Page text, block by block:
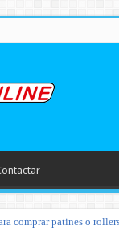
comprar patines o